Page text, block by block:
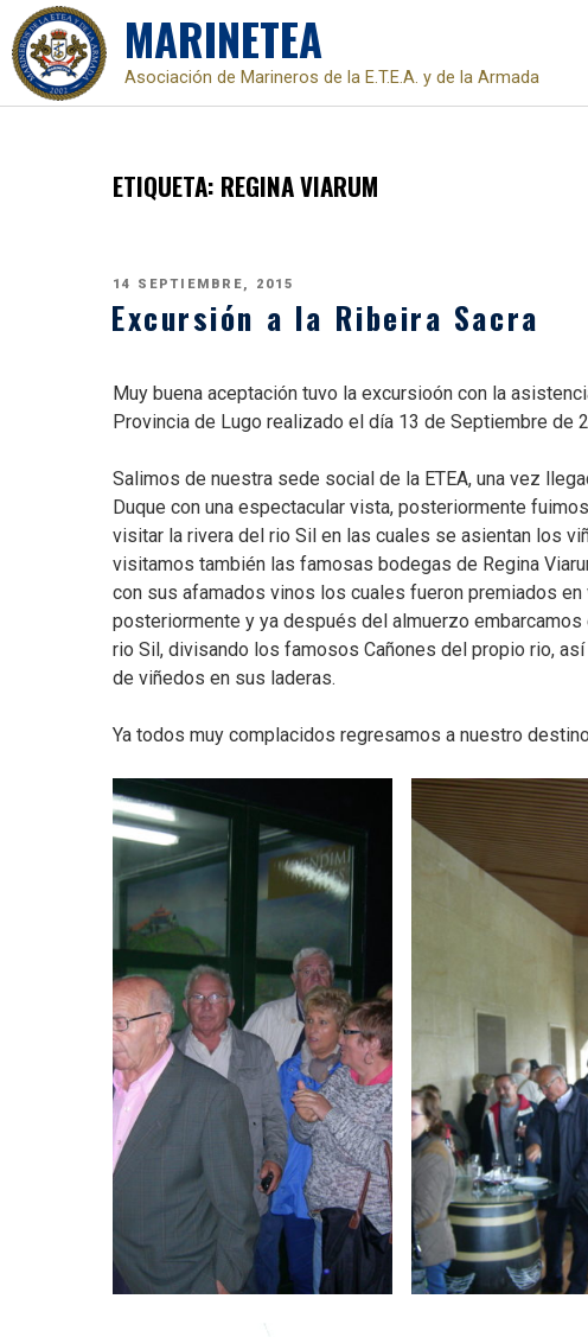
MARINETEA
Asociación de Marineros de la E.T.E.A. y de la Armada
ETIQUETA: REGINA VIARUM
PUBLICADO
14 SEPTIEMBRE, 2015
Excursión a la Ribeira Sacra
Muy buena aceptación tuvo la excursioón con la
Provincia de Lugo realizado el día 13 de Septiembre de
Salimos de nuestra sede social de la ETEA, una vez
Duque con una espectacular vista, posteriormente
visitar la rivera del rio Sil en las cuales se asientan los
visitamos también las famosas bodegas de Regina
con sus afamados vinos los cuales fueron premiados
posteriormente y ya después del almuerzo embarcamos
rio Sil, divisando los famosos Cañones del propio rio,
de viñedos en sus laderas.
Ya todos muy complacidos regresamos a nuestro